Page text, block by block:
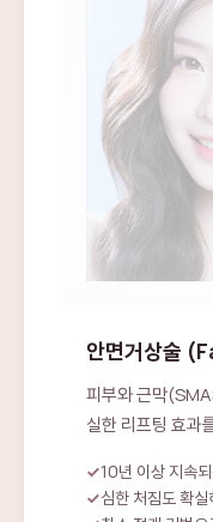
안면거상술
피부와 근막
실한 리프팅 효과
10년 이상 지속
심한 처짐도 확실